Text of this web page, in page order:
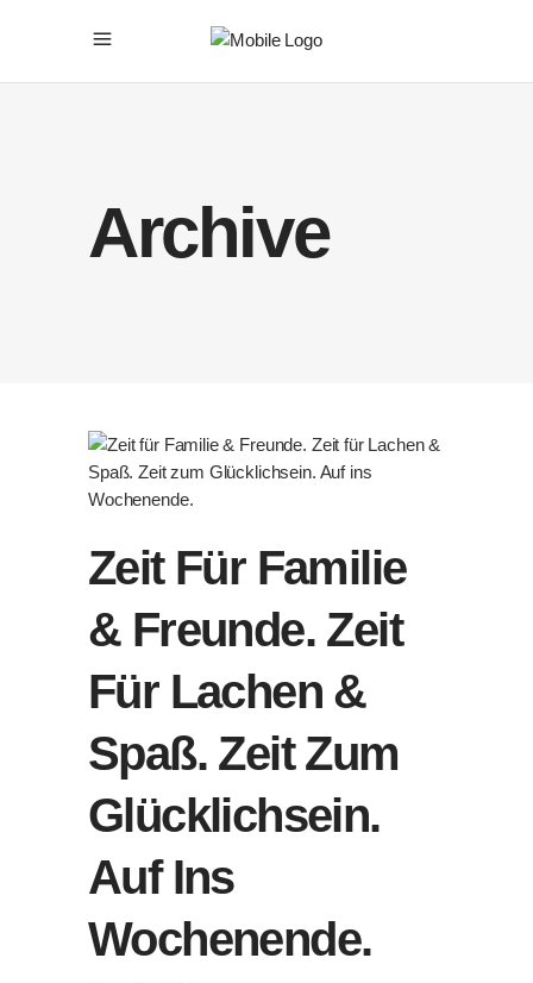
Archive
Zeit Für Familie
& Freunde. Zeit
Für Lachen &
Spaß. Zeit Zum
Glücklichsein.
Auf Ins
Wochenende.